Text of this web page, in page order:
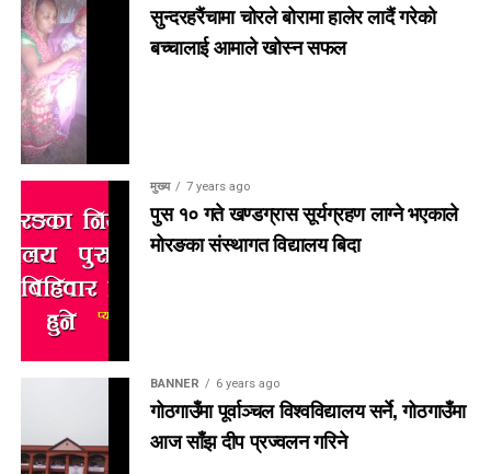
सुन्दरहरैंचामा चोरले बोरामा हालेर लादैं गरेको
बच्चालाई आमाले खोस्न सफल
मुख्य 7 years ago
पुस १० गते खण्डग्रास सूर्यग्रहण लाग्ने भएकाले
मोरङका संस्थागत विद्यालय बिदा
BANNER 6 years ago
गोठगाउँमा पूर्वाञ्चल विश्वविद्यालय सर्ने, गोठगाउँमा
आज साँझ दीप प्रज्वलन गरिने